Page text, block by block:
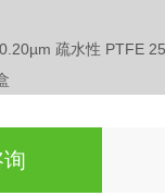
疏水性 PTFE